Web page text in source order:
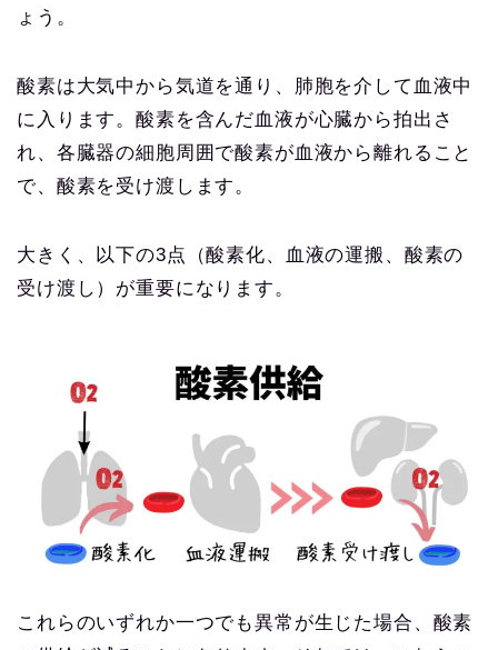
ょう。
酸素は大気中から気道を通り、肺胞を介して血液中
に入ります。酸素を含んだ血液が心臓から拍出さ
れ、各臓器の細胞周囲で酸素が血液から離れること
で、酸素を受け渡します。
大きく、以下の3点（酸素化、血液の運搬、酸素の
受け渡し）が重要になります。
これらのいずれか一つでも異常が生じた場合、酸素